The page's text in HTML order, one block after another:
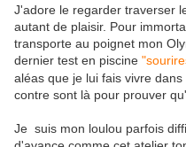
J'adore le regarder traverser
autant de plaisir. Pour
transporte au poignet mon
dernier test en piscine
aléas que je lui fais vivre
contre sont là pour prouver
Je suis mon loulou parfois